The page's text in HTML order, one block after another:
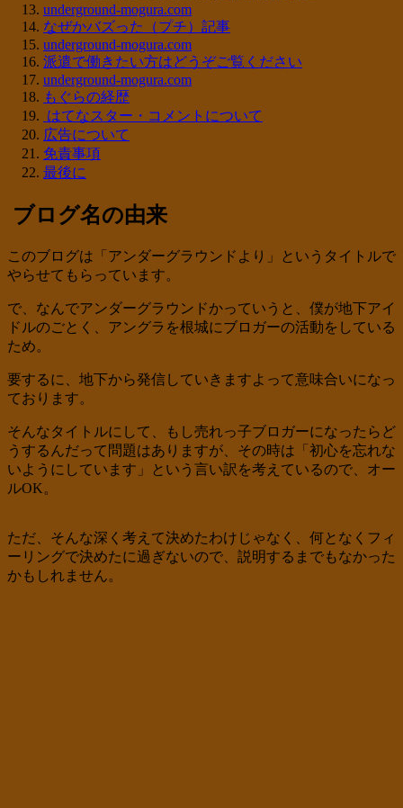
underground-mogura.com
なぜかバズった（プチ）記事
underground-mogura.com
派遣で働きたい方はどうぞご覧ください
underground-mogura.com
もぐらの経歴
はてなスター・コメントについて
広告について
免責事項
最後に
ブログ名の由来
このブログは「アンダーグラウンドより」というタイトルで
やらせてもらっています。
で、なんでアンダーグラウンドかっていうと、僕が地下アイ
ドルのごとく、アングラを根城にブロガーの活動をしている
ため。
要するに、地下から発信していきますよって意味合いになっ
ております。
そんなタイトルにして、もし売れっ子ブロガーになったらど
うするんだって問題はありますが、その時は「初心を忘れな
いようにしています」という言い訳を考えているので、オー
ルOK。
ただ、そんな深く考えて決めたわけじゃなく、何となくフィ
ーリングで決めたに過ぎないので、説明するまでもなかった
かもしれません。